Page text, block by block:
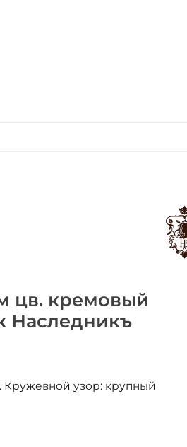
цв. кремовый
Наследникъ
Кружевной узор: крупный